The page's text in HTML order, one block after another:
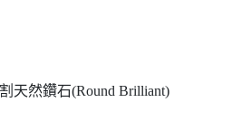
天然鑽石(Round Brilliant)